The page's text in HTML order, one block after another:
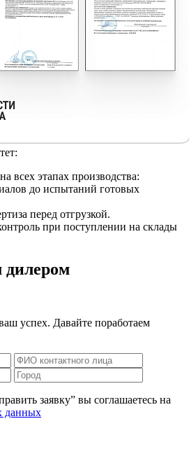
всех этапах производства:
до испытаний готовых
перед отгрузкой.
при поступлении на склады
успех. Давайте поработаем
заявку” вы соглашаетесь на
данных